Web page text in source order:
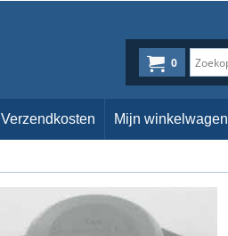
0
Verzendkosten Mijn winkelwagen